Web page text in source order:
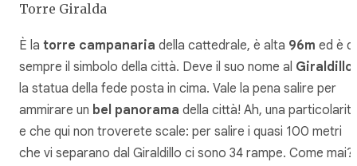
Torre Giralda
È la torre campanaria della cattedrale, è alta 96m ed è
sempre il simbolo della città. Deve il suo nome al Giraldillo
la statua della fede posta in cima. Vale la pena salire per
ammirare un bel panorama della città! Ah, una
e che qui non troverete scale: per salire i quasi 100 metri
che vi separano dal Giraldillo ci sono 34 rampe. Come mai?